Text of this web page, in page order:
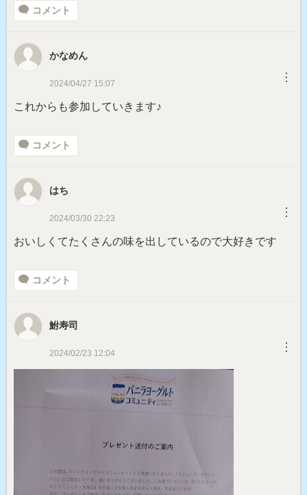
コメント
かなめん
2024/04/27 15:07 ︙
これからも参加していきます♪
コメント
はち
2024/03/30 22:23 ︙
おいしくてたくさんの味を出しているので大好きです
コメント
鮒寿司
2024/02/23 12:04 ︙